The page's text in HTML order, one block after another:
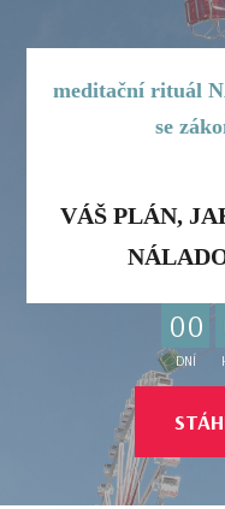
meditační rituál
se
VÁŠ PLÁN,
00
DNÍ